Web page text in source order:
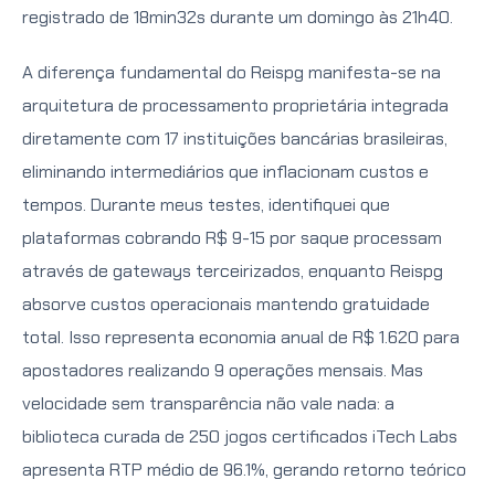
registrado de 18min32s durante um domingo às 21h40.
A diferença fundamental do Reispg manifesta-se na
arquitetura de processamento proprietária integrada
diretamente com 17 instituições bancárias brasileiras,
eliminando intermediários que inflacionam custos e
tempos. Durante meus testes, identifiquei que
plataformas cobrando R$ 9-15 por saque processam
através de gateways terceirizados, enquanto Reispg
absorve custos operacionais mantendo gratuidade
total. Isso representa economia anual de R$ 1.620 para
apostadores realizando 9 operações mensais. Mas
velocidade sem transparência não vale nada: a
biblioteca curada de 250 jogos certificados iTech Labs
apresenta RTP médio de 96.1%, gerando retorno teórico